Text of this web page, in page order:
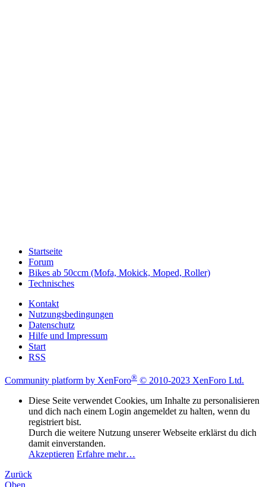
Startseite
Forum
Bikes ab 50ccm (Mofa, Mokick, Moped, Roller)
Technisches
Kontakt
Nutzungsbedingungen
Datenschutz
Hilfe und Impressum
Start
RSS
Community platform by XenForo® © 2010-2023 XenForo Ltd.
Diese Seite verwendet Cookies, um Inhalte zu personalisieren
und dich nach einem Login angemeldet zu halten, wenn du
registriert bist.
Durch die weitere Nutzung unserer Webseite erklärst du dich
damit einverstanden.
Akzeptieren Erfahre mehr…
Zurück
Oben